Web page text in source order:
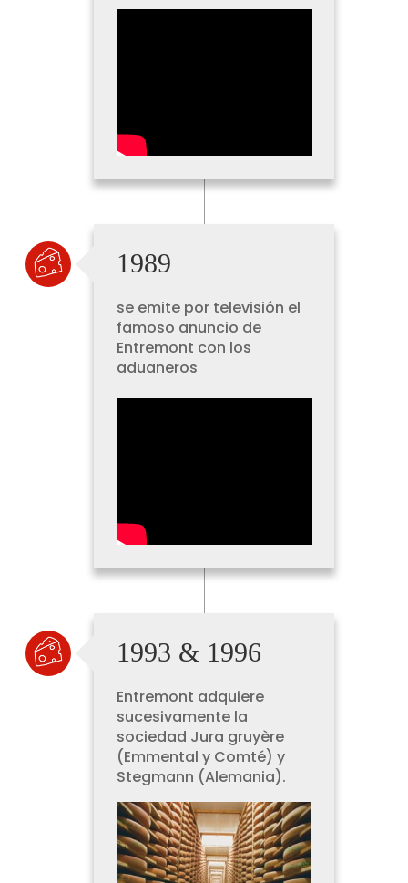
1989
se emite por televisión el
famoso anuncio de
Entremont con los
aduaneros
1993 & 1996
Entremont adquiere
sucesivamente la
sociedad Jura gruyère
(Emmental y Comté) y
Stegmann (Alemania).